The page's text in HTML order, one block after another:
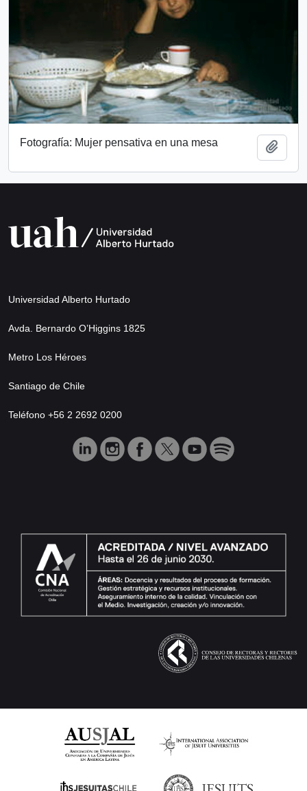
Fotografía: Mujer pensativa en una mesa
Universidad Alberto Hurtado
Avda. Bernardo O’Higgins 1825
Metro Los Héroes
Santiago de Chile
Teléfono +56 2 2692 0200